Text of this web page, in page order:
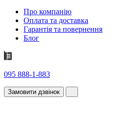
Про компанію
Оплата та доставка
Гарантія та повернення
Блог
095 888-1-883
Замовити дзвінок